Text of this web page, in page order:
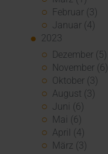
Februar (3)
Januar (4)
2023
Dezember (5)
November (6)
Oktober (3)
August (3)
Juni (6)
Mai (6)
April (4)
März (3)